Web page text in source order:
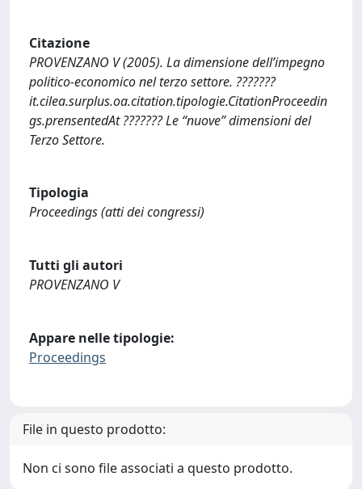
Citazione
PROVENZANO V (2005). La dimensione dell’impegno
politico-economico nel terzo settore. ???????
it.cilea.surplus.oa.citation.tipologie.CitationProceedin
gs.prensentedAt ??????? Le “nuove” dimensioni del
Terzo Settore.
Tipologia
Proceedings (atti dei congressi)
Tutti gli autori
PROVENZANO V
Appare nelle tipologie:
Proceedings
File in questo prodotto:
Non ci sono file associati a questo prodotto.